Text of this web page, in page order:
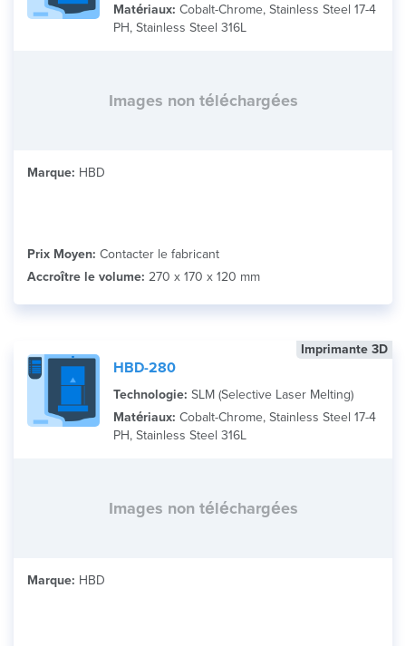
Matériaux: Cobalt-Chrome, Stainless Steel 17-4
PH, Stainless Steel 316L
Images non téléchargées
Marque: HBD
Prix Moyen: Contacter le fabricant
Accroître le volume: 270 x 170 x 120 mm
Imprimante 3D
HBD-280
Technologie: SLM (Selective Laser Melting)
Matériaux: Cobalt-Chrome, Stainless Steel 17-4
PH, Stainless Steel 316L
Images non téléchargées
Marque: HBD